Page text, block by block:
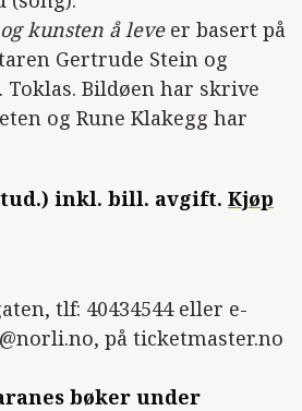
kunsten å leveer basert på
Gertrude Stein og
Toklas. Bildøen har skrive
og Rune Klakegg har
inkl. bill. avgift. Kjøp
tlf: 40434544 eller e-
på ticketmaster.no
bøker under